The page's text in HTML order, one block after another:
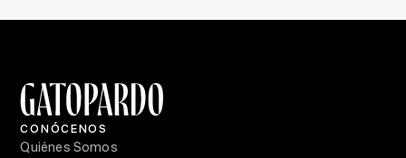
CONÓCENOS
Quiénes Somos